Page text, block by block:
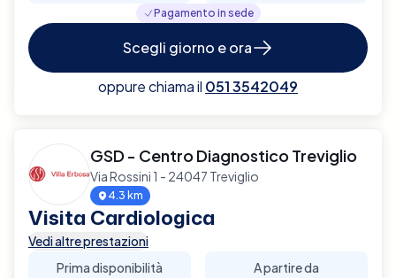
Pagamento in sede
Scegli giorno e ora
oppure chiama il 051 3542049
GSD - Centro Diagnostico Treviglio
Via Rossini 1 - 24047 Treviglio
4.3 km
Visita Cardiologica
Vedi altre prestazioni
Prima disponibilità
A partire da